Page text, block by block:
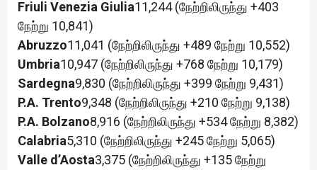
Friuli Venezia Giulia11,244 (நேற்றிலிருந்து +403
நேற்று 10,841)
Abruzzo11,041 (நேற்றிலிருந்து +489 நேற்று 10,552)
Umbria10,947 (நேற்றிலிருந்து +768 நேற்று 10,179)
Sardegna9,830 (நேற்றிலிருந்து +399 நேற்று 9,431)
P.A. Trento9,348 (நேற்றிலிருந்து +210 நேற்று 9,138)
P.A. Bolzano8,916 (நேற்றிலிருந்து +534 நேற்று 8,382)
Calabria5,310 (நேற்றிலிருந்து +245 நேற்று 5,065)
Valle d’Aosta3,375 (நேற்றிலிருந்து +135 நேற்று